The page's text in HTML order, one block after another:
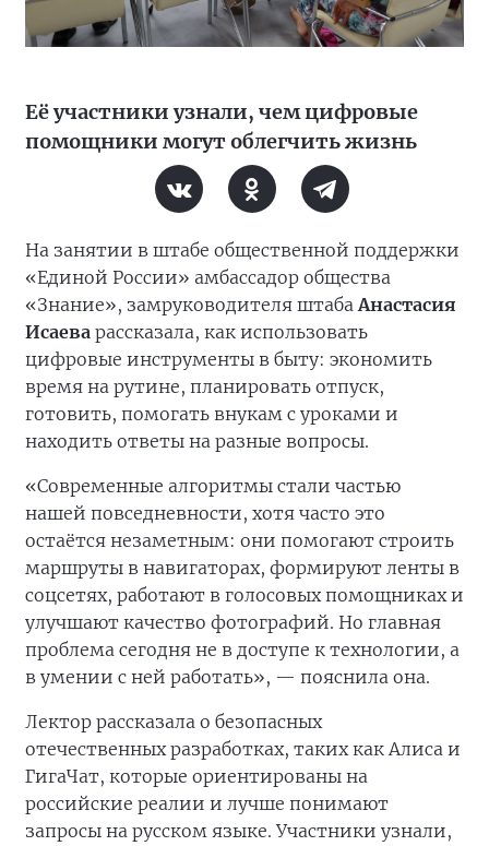
Её участники узнали, чем цифровые
помощники могут облегчить жизнь
На занятии в штабе общественной поддержки
«Единой России» амбассадор общества
«Знание», замруководителя штабаАнастасия
Исаева рассказала, как использовать
цифровые инструменты в быту: экономить
время на рутине, планировать отпуск,
готовить, помогать внукам с уроками и
находить ответы на разные вопросы.
«Современные алгоритмы стали частью
нашей повседневности, хотя часто это
остаётся незаметным: они помогают строить
маршруты в навигаторах, формируют ленты в
соцсетях, работают в голосовых помощниках и
улучшают качество фотографий. Но главная
проблема сегодня не в доступе к технологии, а
в умении с ней работать», — пояснила она.
Лектор рассказала о безопасных
отечественных разработках, таких как Алиса и
ГигаЧат, которые ориентированы на
российские реалии и лучше понимают
запросы на русском языке. Участники узнали,